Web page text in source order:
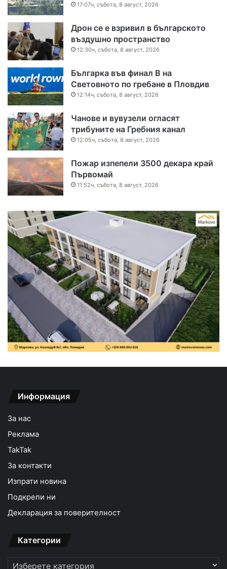
17:07ч, събота, 8 август, 2026
Дрон се е взривил в българското
въздушно пространство
12:30ч, събота, 8 август, 2026
Българка във финал B на
Световното по гребане в Пловдив
12:14ч, събота, 8 август, 2026
Чанове и вувузели огласят
трибуните на Гребния канал
12:05ч, събота, 8 август, 2026
Пожар изпепели 3500 декара край
Първомай
11:52ч, събота, 8 август, 2026
Информация
За нас
Реклама
TakTak
За контакти
Изпрати новина
Подкрепи ни
Декларация за поверителност
Категории
Категории